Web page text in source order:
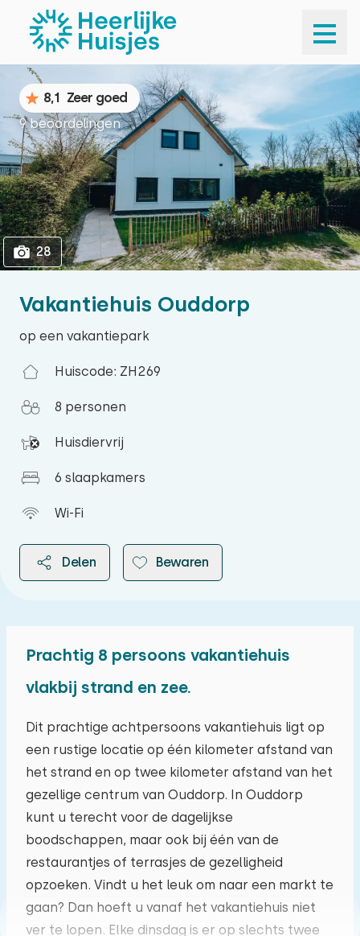
1
Vakantiehuis Ouddorp
op een vakantiepark
Huiscode: ZH269
8 personen
Huisdiervrij
6 slaapkamers
Wi-Fi
Delen Bewaren
8,1 Zeer goed
9 beoordelingen
28
Prachtig 8 persoons vakantiehuis
vlakbij strand en zee.
Dit prachtige achtpersoons vakantiehuis ligt op
een rustige locatie op één kilometer afstand van
het strand en op twee kilometer afstand van het
gezellige centrum van Ouddorp. In Ouddorp
kunt u terecht voor de dagelijkse
boodschappen, maar ook bij één van de
restaurantjes of terrasjes de gezelligheid
opzoeken. Vindt u het leuk om naar een markt te
gaan? Dan hoeft u vanaf het vakantiehuis niet
ver te lopen. Elke dinsdag is er op slechts twee
augustus 2026
ma di wo do vr za zo
27 28 29 30 31 01 02
03 04 05 06 07 08
10 11 12 13 14 15 16
17 18 19 20 21 22 23